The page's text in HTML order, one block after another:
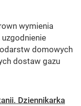
wymienia
domowych
dostaw gazu
Dziennikarka